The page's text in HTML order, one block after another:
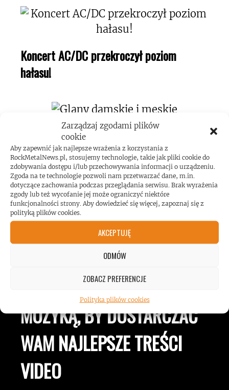
Zarządzaj zgodami plików
cookie
Aby zapewnić jak najlepsze wrażenia z korzystania z
RockMetalNews.pl, stosujemy technologie, takie jak pliki cookie do
zdobywania dostępu i/lub przechowywania informacji o urządzeniu.
Zgoda na te technologie pozwoli nam przetwarzać dane, m.in.
dotyczące zachowania podczas przeglądania serwisu. Brak wyrażenia
zgody lub też wycofanie jej może ograniczyć niektóre
funkcjonalności strony. Aby dowiedzieć się więcej, zapoznaj się z
polityką plików cookies.
AKCEPTUJĘ
ODMÓW
ZOBACZ PREFERENCJE
Polityka plików cookies
Koncert AC/DC przekroczył poziom
hałasu!
ROCKMETALNEWS TV
JESTEŚMY BLISKO
ZESPOŁÓW, KONCERTÓW I
LUDZI ZWIĄZANYCH Z
MUZYKĄ, BY DOSTARCZAĆ
WAM NAJLEPSZE TREŚCI
VIDEO